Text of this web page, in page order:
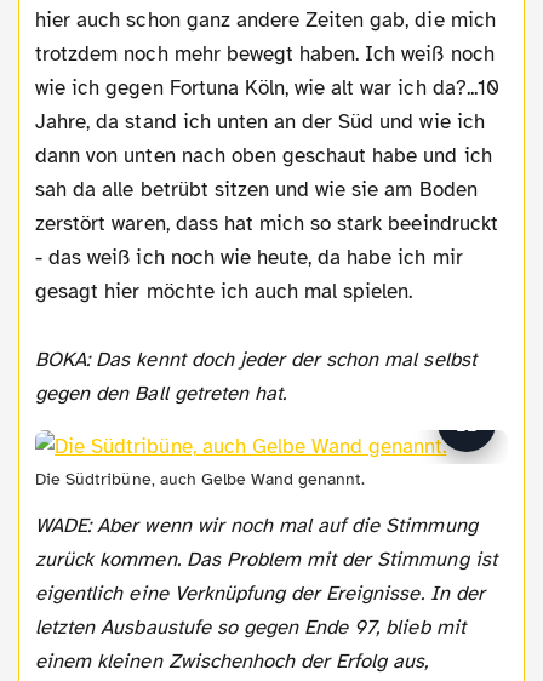
hier auch schon ganz andere Zeiten gab, die mich
trotzdem noch mehr bewegt haben. Ich weiß noch
wie ich gegen Fortuna Köln, wie alt war ich da?...10
Jahre, da stand ich unten an der Süd und wie ich
dann von unten nach oben geschaut habe und ich
sah da alle betrübt sitzen und wie sie am Boden
zerstört waren, dass hat mich so stark beeindruckt
- das weiß ich noch wie heute, da habe ich mir
gesagt hier möchte ich auch mal spielen.
BOKA: Das kennt doch jeder der schon mal selbst
gegen den Ball getreten hat.
Die Südtribüne, auch Gelbe Wand genannt.
WADE: Aber wenn wir noch mal auf die Stimmung
zurück kommen. Das Problem mit der Stimmung ist
eigentlich eine Verknüpfung der Ereignisse. In der
letzten Ausbaustufe so gegen Ende 97, blieb mit
einem kleinen Zwischenhoch der Erfolg aus,